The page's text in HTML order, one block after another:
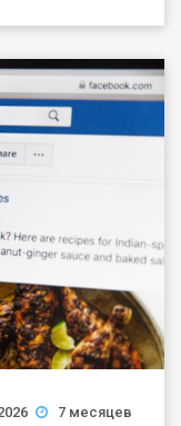
7 месяцев